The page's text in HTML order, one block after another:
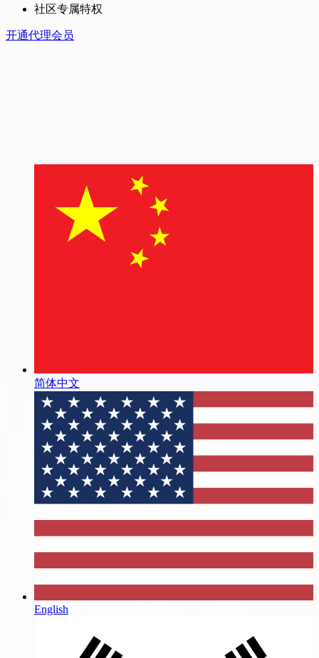
社区专属特权
开通代理会员
简体中文
English